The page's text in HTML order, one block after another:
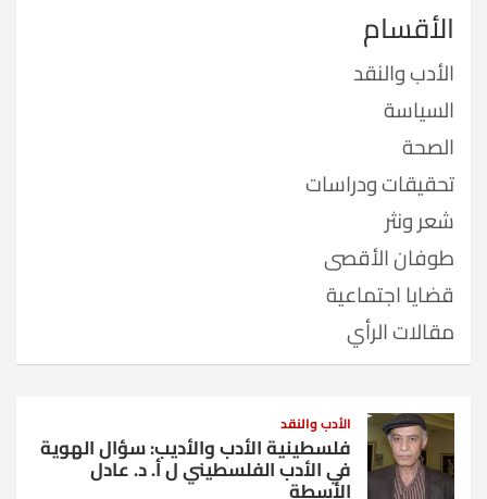
الأقسام
الأدب والنقد
السياسة
الصحة
تحقيقات ودراسات
شعر ونثر
طوفان الأقصى
قضايا اجتماعية
مقالات الرأي
الأدب والنقد
فلسطينية الأدب والأديب: سؤال الهوية
في الأدب الفلسطيني ل أ. د. عادل
الأسطة